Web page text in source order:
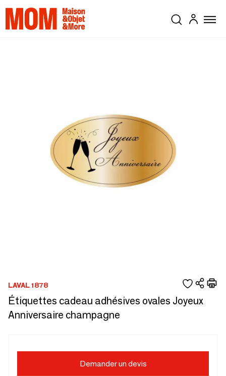
LAVAL 1878
Étiquettes cadeau adhésives ovales Joyeux
Anniversaire champagne
Demander un devis